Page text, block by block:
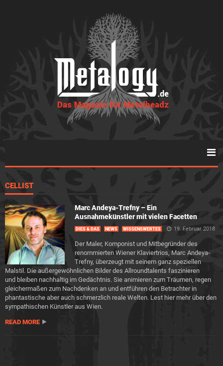
CELLIST
Marc Andeya-Trefny – Ein
Ausnahmekünstler mit vielen Facetten
DIES & DAS NEWS WISSENSWERTES 19. Februar 2018
Der Maler, Komponist und Mitbegründer des
renommierten Wiener Klaviertrios, Marc Andeya-
Trefny, überzeugt mit seinem ganz speziellen
Malstil. Die außergewöhnlichen Bilder des Allroundtalents faszinieren
und bleiben nachhaltig im Gedächtnis. Sie animieren zum Träumen, regen
gleichermaßen zum Nachdenken an und entführen den Betrachter in
phantastische aber auch schmerzlich reale Welten. Lest hier mehr über den
sympathischen Künstler aus Wien.
READ MORE